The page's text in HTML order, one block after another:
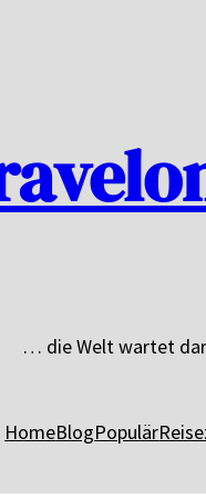
… die Welt wartet
HomeBlogPopulär